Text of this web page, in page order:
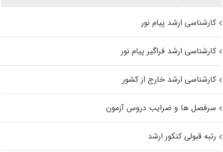
کارشناسی ارشد پیام نور
کارشناسی ارشد فراگیر پیام نور
کارشناسی ارشد خارج از کشور
سرفصل ها و ضرایب دروس آزمون
رتبه قبولی کنکور ارشد